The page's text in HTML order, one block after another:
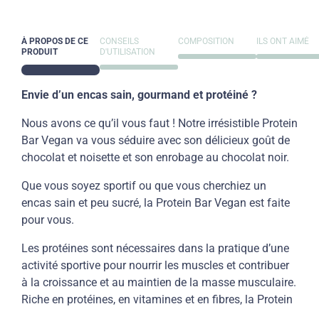
À PROPOS DE CE
PRODUIT
CONSEILS
D'UTILISATION
COMPOSITION ILS ONT AIMÉ
Envie d’un encas sain, gourmand et protéiné ?
Nous avons ce qu’il vous faut ! Notre irrésistible Protein
Bar Vegan va vous séduire avec son délicieux goût de
chocolat et noisette et son enrobage au chocolat noir.
Que vous soyez sportif ou que vous cherchiez un
encas sain et peu sucré, la Protein Bar Vegan est faite
pour vous.
Les protéines sont nécessaires dans la pratique d’une
activité sportive pour nourrir les muscles et contribuer
à la croissance et au maintien de la masse musculaire.
Riche en protéines, en vitamines et en fibres, la Protein